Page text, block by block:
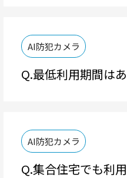
AI防犯カメラ
最低利用期間は
AI防犯カメラ
集合住宅でも利